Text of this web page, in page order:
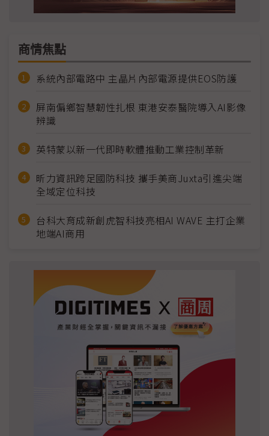
商情焦點
系統內部電路中 主晶片內部電源提供EOS防護
屏南偏鄉智慧韌性扎根 東港安泰醫院導入AI影像
辨識
英特蒙以新一代即時軟體推動工業控制革新
昕力資訊跨足國防科技 攜手美商Juxta引進尖端
全域定位科技
台科大育成新創虎智科技亮相AI WAVE 主打企業
地端AI商用